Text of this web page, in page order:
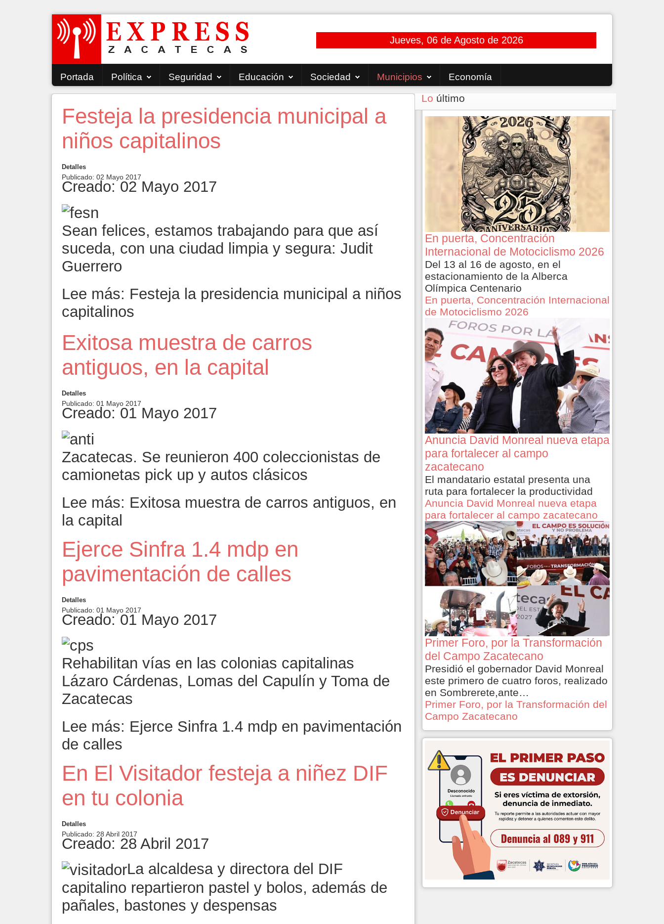
Jueves, 06 de Agosto de 2026
Portada Política Seguridad Educación Sociedad Municipios Economía
Festeja la presidencia municipal a
niños capitalinos
Detalles
Publicado: 02 Mayo 2017
Creado: 02 Mayo 2017
Sean felices, estamos trabajando para que así
suceda, con una ciudad limpia y segura: Judit
Guerrero
Lee más: Festeja la presidencia municipal a niños
capitalinos
Exitosa muestra de carros
antiguos, en la capital
Detalles
Publicado: 01 Mayo 2017
Creado: 01 Mayo 2017
Zacatecas. Se reunieron 400 coleccionistas de
camionetas pick up y autos clásicos
Lee más: Exitosa muestra de carros antiguos, en
la capital
Ejerce Sinfra 1.4 mdp en
pavimentación de calles
Detalles
Publicado: 01 Mayo 2017
Creado: 01 Mayo 2017
Rehabilitan vías en las colonias capitalinas
Lázaro Cárdenas, Lomas del Capulín y Toma de
Zacatecas
Lee más: Ejerce Sinfra 1.4 mdp en pavimentación
de calles
En El Visitador festeja a niñez DIF
en tu colonia
Detalles
Publicado: 28 Abril 2017
Creado: 28 Abril 2017
La alcaldesa y directora del DIF
capitalino repartieron pastel y bolos, además de
pañales, bastones y despensas
Lo último
En puerta, Concentración
Internacional de Motociclismo 2026
Del 13 al 16 de agosto, en el
estacionamiento de la Alberca
Olímpica Centenario
En puerta, Concentración Internacional
de Motociclismo 2026
Anuncia David Monreal nueva etapa
para fortalecer al campo
zacatecano
El mandatario estatal presenta una
ruta para fortalecer la productividad
Anuncia David Monreal nueva etapa
para fortalecer al campo zacatecano
Primer Foro, por la Transformación
del Campo Zacatecano
Presidió el gobernador David Monreal
este primero de cuatro foros, realizado
en Sombrerete,ante…
Primer Foro, por la Transformación del
Campo Zacatecano